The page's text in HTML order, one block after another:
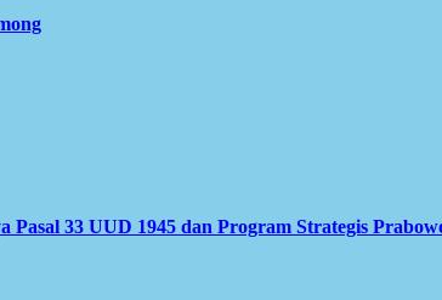
33 UUD 1945 dan Program Strategis